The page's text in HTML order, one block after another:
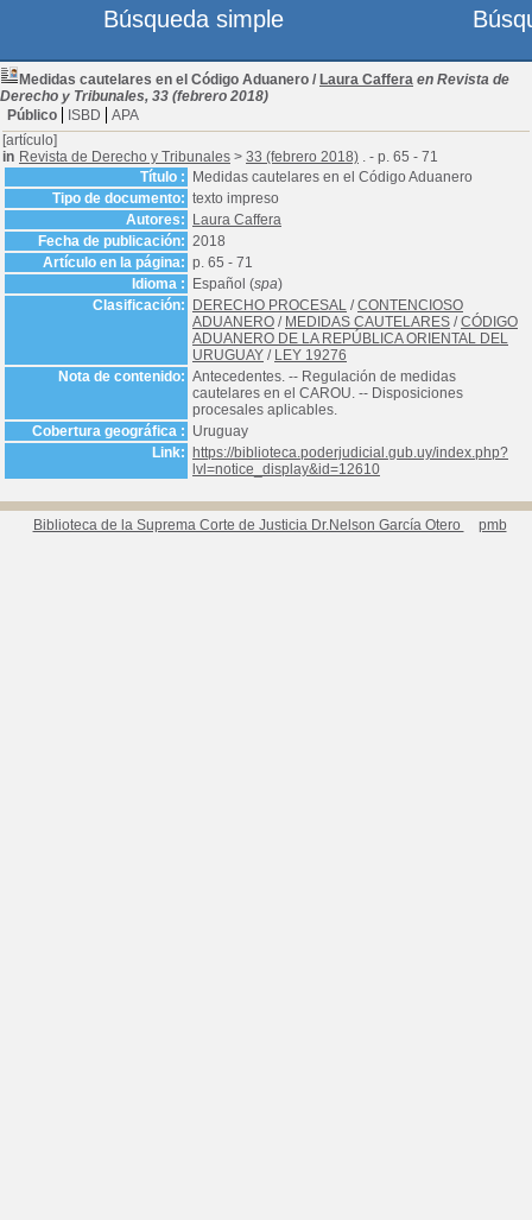
Medidas cautelares en el Código Aduanero / Laura Caffera en Revista de
Derecho y Tribunales, 33 (febrero 2018)
Público
ISBD
APA
[artículo]
in Revista de Derecho y Tribunales > 33 (febrero 2018) . - p. 65 - 71
Título :
Medidas cautelares en el Código Aduanero
Tipo de documento: texto impreso
Autores:
Laura Caffera
Fecha de publicación: 2018
Artículo en la página: p. 65 - 71
Idioma :
Español (spa)
Clasificación:
DERECHO PROCESAL /CONTENCIOSO
ADUANERO / MEDIDAS CAUTELARES /CÓDIGO
ADUANERO DE LA REPÚBLICA ORIENTAL DEL
URUGUAY / LEY 19276
Nota de contenido: Antecedentes. -- Regulación de medidas
cautelares en el CAROU. -- Disposiciones
procesales aplicables.
Cobertura geográfica : Uruguay
Link:
https://biblioteca.poderjudicial.gub.uy/index.php?
lvl=notice_display&id=12610
Biblioteca de la Suprema Corte de Justicia Dr.Nelson García Otero pmb
Búsqueda simple